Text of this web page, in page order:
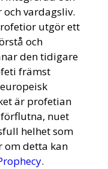
vardagsliv.
utgör ett
och
den tidigare
främst
är profetian
nuet
helhet som
om detta kan
.